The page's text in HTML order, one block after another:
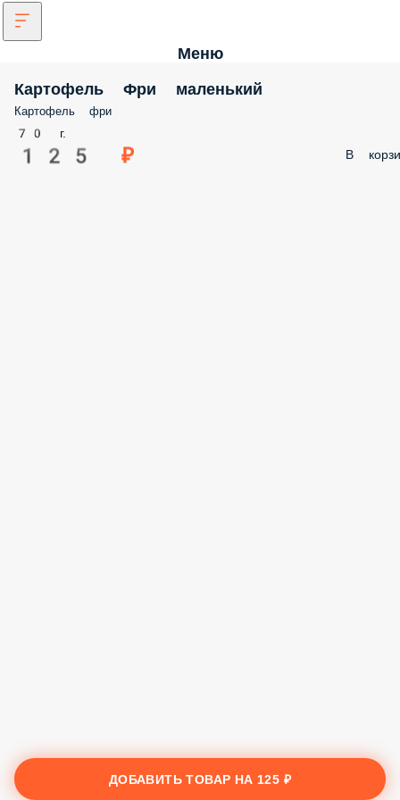
Меню
Картофель Фри маленький
Картофель фри
70 г.
125 ₽ В
ДОБАВИТЬ ТОВАР НА 125 ₽